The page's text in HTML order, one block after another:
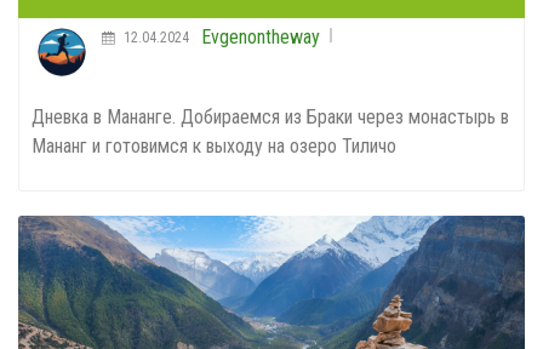
Evgenontheway
12.04.2024
Дневка в Мананге. Добираемся из Браки через монастырь в
Мананг и готовимся к выходу на озеро Тиличо